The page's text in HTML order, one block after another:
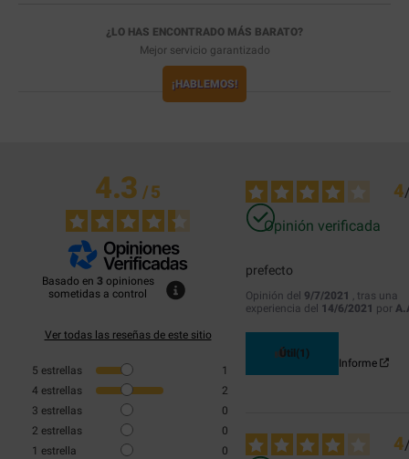
¿LO HAS ENCONTRADO MÁS BARATO?
Mejor servicio garantizado
¡HABLEMOS!
4.3/5
Basado en 3 opiniones
sometidas a control
Ver todas las reseñas de este sitio
5 estrellas
1
4 estrellas
2
3 estrellas
0
2 estrellas
0
1 estrella 0
4
Opinión verificada
prefecto
Opinión del 9/7/2021 , tras una
experiencia del 14/6/2021 por
Útil (1)
Informe
4